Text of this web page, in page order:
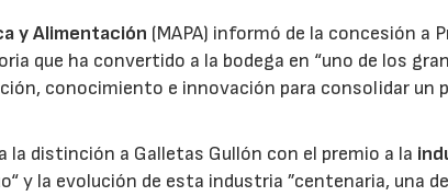
y Alimentación (MAPA) informó de la concesión a
que ha convertido a la bodega en “uno de los
conocimiento e innovación para consolidar un
la distinción a Galletas Gullón con el premio a la
y la evolución de esta industria ”centenaria, una